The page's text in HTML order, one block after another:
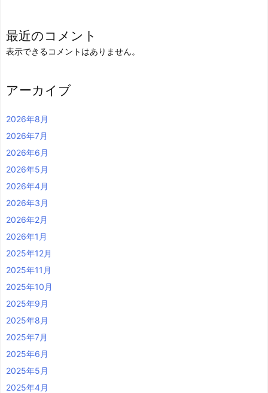
最近のコメント
表示できるコメントはありません。
アーカイブ
2026年8月
2026年7月
2026年6月
2026年5月
2026年4月
2026年3月
2026年2月
2026年1月
2025年12月
2025年11月
2025年10月
2025年9月
2025年8月
2025年7月
2025年6月
2025年5月
2025年4月